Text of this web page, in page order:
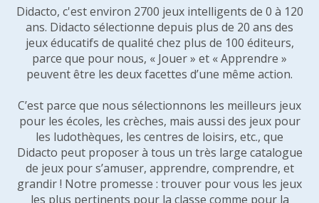
Didacto, c'est environ 2700 jeux intelligents de 0 à 120
ans. Didacto sélectionne depuis plus de 20 ans des
jeux éducatifs de qualité chez plus de 100 éditeurs,
parce que pour nous, « Jouer » et « Apprendre »
peuvent être les deux facettes d’une même action.
C’est parce que nous sélectionnons les meilleurs jeux
pour les écoles, les crèches, mais aussi des jeux pour
les ludothèques, les centres de loisirs, etc., que
Didacto peut proposer à tous un très large catalogue
de jeux pour s’amuser, apprendre, comprendre, et
grandir ! Notre promesse : trouver pour vous les jeux
les plus pertinents pour la classe comme pour la